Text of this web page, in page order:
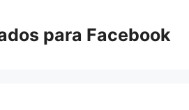
para Facebook